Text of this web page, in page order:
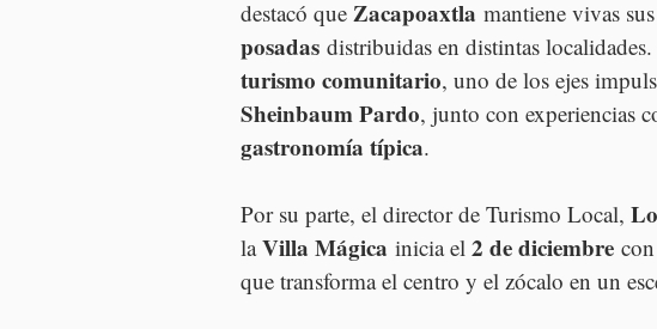
destacó que Zacapoaxtla mantiene vivas sus
posadas distribuidas en distintas
turismo comunitario, uno de los ejes
Sheinbaum Pardo, junto con experiencias
gastronomía típica.
Por su parte, el director de Turismo Local,
la Villa Mágica inicia el 2 de diciembre
que transforma el centro y el zócalo en un